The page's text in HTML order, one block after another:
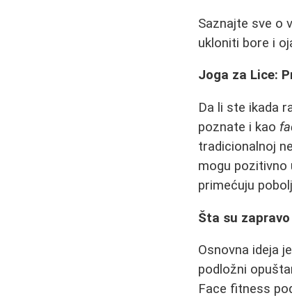
Saznajte sve o
ukloniti bore i
Joga za Lice:
Da li ste ikada
poznate i kao
tradicionalnoj
mogu pozitivno
primećuju
Šta su
Osnovna ideja
podložni
Face fitness